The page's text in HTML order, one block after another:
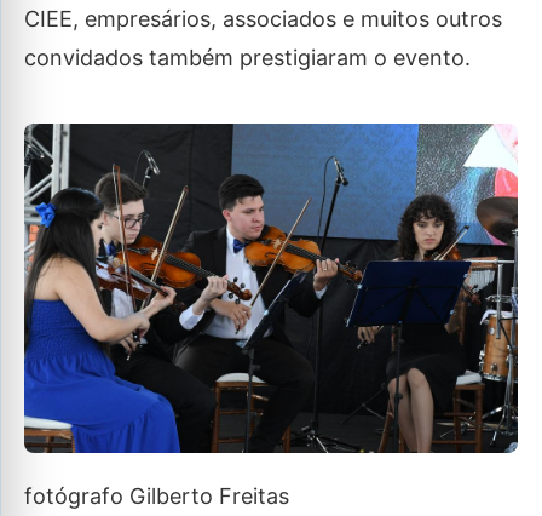
CIEE, empresários, associados e muitos outros
convidados também prestigiaram o evento.
fotógrafo Gilberto Freitas